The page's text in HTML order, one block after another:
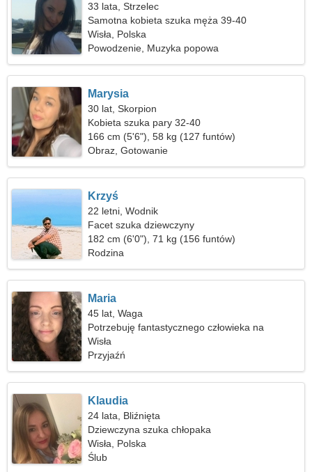
33 lata, Strzelec
Samotna kobieta szuka męża 39-40
Wisła, Polska
Powodzenie, Muzyka popowa
Marysia
30 lat, Skorpion
Kobieta szuka pary 32-40
166 cm (5'6"), 58 kg (127 funtów)
Obraz, Gotowanie
Krzyś
22 letni, Wodnik
Facet szuka dziewczyny
182 cm (6'0"), 71 kg (156 funtów)
Rodzina
Maria
45 lat, Waga
Potrzebuję fantastycznego człowieka na
kempingu
Wisła
Przyjaźń
Klaudia
24 lata, Bliźnięta
Dziewczyna szuka chłopaka
Wisła, Polska
Ślub